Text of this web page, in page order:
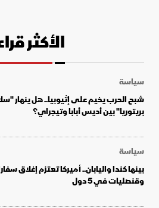
الأكثر
سياسة
شبح الحرب يخيم على إثيوبيا.. هل ينهار
بريتوريا" بين أديس أبابا وتيجراي؟
سياسة
بينها كندا واليابان.. أميركا تعتزم إغلاق
وقنصليات في 5 دول